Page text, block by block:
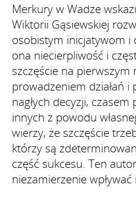
Merkury w Wadze
Wiktorii Gąsiewskiej
osobistym inicjatywom i
ona niecierpliwość i
szczęście na pierwszym
prowadzeniem działań
nagłych decyzji,
innych z powodu
wierzy, że szczęście
którzy są
część sukcesu. Ten
niezamierzenie